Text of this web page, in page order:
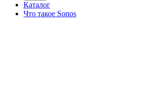
Каталог
Что такое Sonos